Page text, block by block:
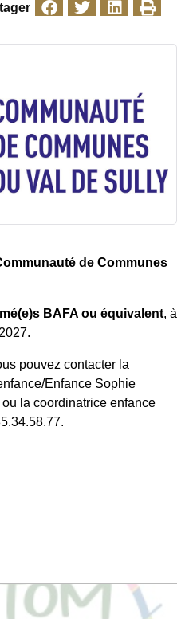
de Communes
BAFA ou équivalent, à
pouvez contacter la
Enfance Sophie
la coordinatrice enfance